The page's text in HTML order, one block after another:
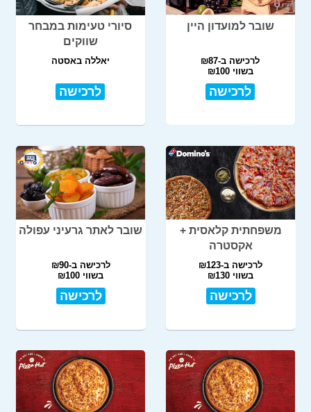
שובר למועדון היין
לרכישה ב-₪87
בשווי ₪100
לרכישה
סיורי טעימות במבחר
שווקים
יאללה באסטה
לרכישה
משפחתית קלאסית +
אקסטרה
לרכישה ב-₪123
בשווי ₪130
לרכישה
שובר לאתר גרעיני עפולה
לרכישה ב-₪90
בשווי ₪100
לרכישה